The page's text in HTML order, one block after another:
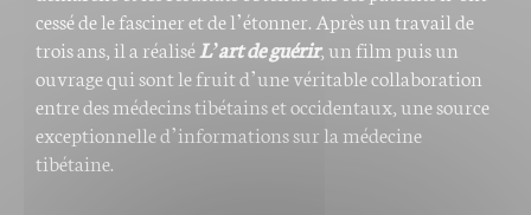
cessé de le fasciner et de l’étonner. Après un travail de
trois ans, il a réalisé L’art de guérir, un film puis un
ouvrage qui sont le fruit d’une véritable collaboration
entre des médecins tibétains et occidentaux, une source
exceptionnelle d’informations sur la médecine
tibétaine.